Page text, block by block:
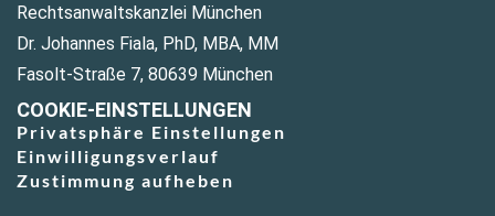
Rechtsanwaltskanzlei München
Dr. Johannes Fiala, PhD, MBA, MM
Fasolt-Straße 7, 80639 München
COOKIE-EINSTELLUNGEN
Privatsphäre Einstellungen
Einwilligungsverlauf
Zustimmung aufheben